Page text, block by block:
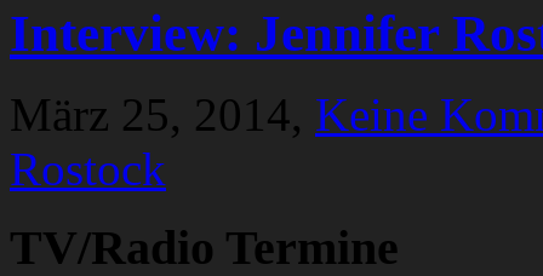
Interview: Jennifer
März 25, 2014, Keine
Rostock
TV/Radio Termine